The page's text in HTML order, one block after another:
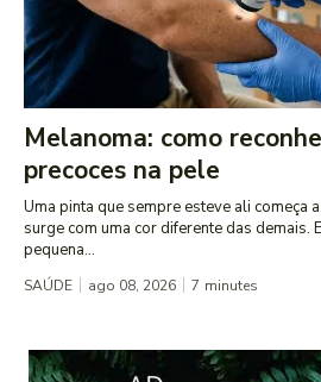
Melanoma: como
precoces na pele
Uma pinta que sempre esteve ali começa
surge com uma cor diferente das demais.
pequena...
SAÚDE ago 08, 2026 7 minutes